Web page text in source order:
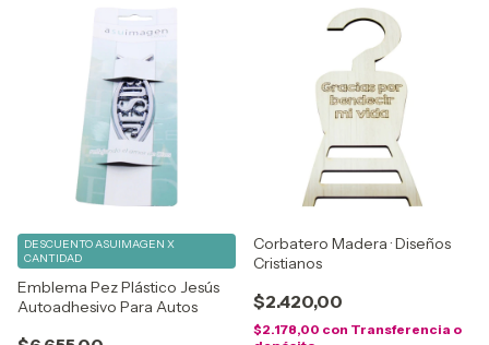
Emblema Pez Plástico Jesús
Autoadhesivo Para Autos
DESCUENTO ASUIMAGEN X
CANTIDAD
Corbatero Madera · Diseños
Cristianos
$2.420,00
$2.178,00 con Transferencia o